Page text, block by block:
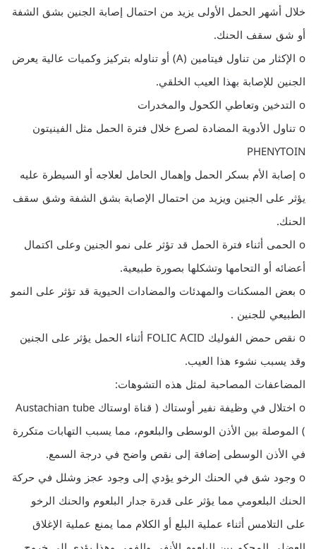
خلال أشهر الحمل الأولى يزيد من احتمال إصابة الجنين بشق الشفة
أو شق سقف الحنك.
o الإكثار من تناول فيتامين (A) أو تناوله بتركيز وكميات عالية يعرض
الجنين للإصابة بهذا العيب الخلقي.
o التدخين وتعاطي الكحول والمخدرات
o تناول الأدوية المضادة لصرع خلال فترة الحمل مثل الفينيتون
PHENYTOIN
o إصابة الأم بسكر الحمل وإهمال الحامل لعلاجه أو السيطرة عليه
يؤثر على الجنين ويزيد من احتمال الإصابة بشق الشفة وشق سقف
الحنك.
o الحمى أثناء فترة الحمل قد تؤثر على نمو الجنين وعلى اكتمال
أعضائه أو التحامها وتشكلها بصورة طبيعية.
o بعض المسكنات والمهدئات والمضادات الحيوية قد تؤثر على النمو
الطبيعي للجنين .
o نقص حمض الفوليك FOLIC ACID أثناء الحمل يؤثر على الجنين
وقد يسبب نشوء هذا العيب.
المضاعفات المصاحبة لمثل هذه التشوهات:
o اختلال في وظيفة نفير أوستاك ( قناة اوستاك Austachian tube
) الموصلة بين الأذن الوسطى والبلعوم، مما يسبب التهابات متكررة
في الأذن الوسطى إضافة إلى نقص واضح في درجة السمع.
o وجود شق في الحنك الرخو يؤدي إلى وجود عجز وشلل في حركة
الحنك البلعومي مما يؤثر على قدرة جدار البلعوم والحنك الرخو
على التلامس أثناء عملية البلع أو الكلام مما يمنع عملية الإغلاق